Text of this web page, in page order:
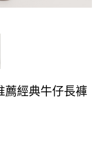
經典牛仔長褲